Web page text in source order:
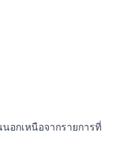
อกเหนือจากรายการที่